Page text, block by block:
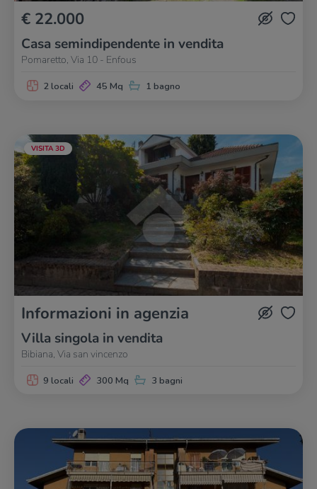
€ 22.000
Casa semindipendente in vendita
Pomaretto, Via 10 - Enfous
2 locali 45 Mq 1 bagno
VISITA 3D
Informazioni in agenzia
Villa singola in vendita
Bibiana, Via san vincenzo
9 locali 300 Mq 3 bagni